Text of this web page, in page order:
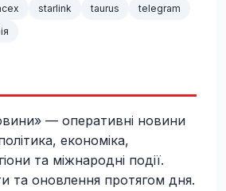
starlink taurus
telegram
— оперативні новини
економіка,
та міжнародні події.
та оновлення протягом дня.